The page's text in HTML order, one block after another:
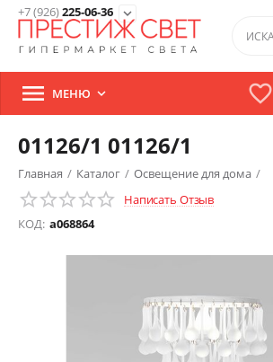
+7 (926)225-06-36 expand_more

 МЕНЮ 
01126/1 01126/1
Главная / Каталог / Освещение для дома /
Настольные лампы и торшеры /
Написать Отзыв
КОД: a068864